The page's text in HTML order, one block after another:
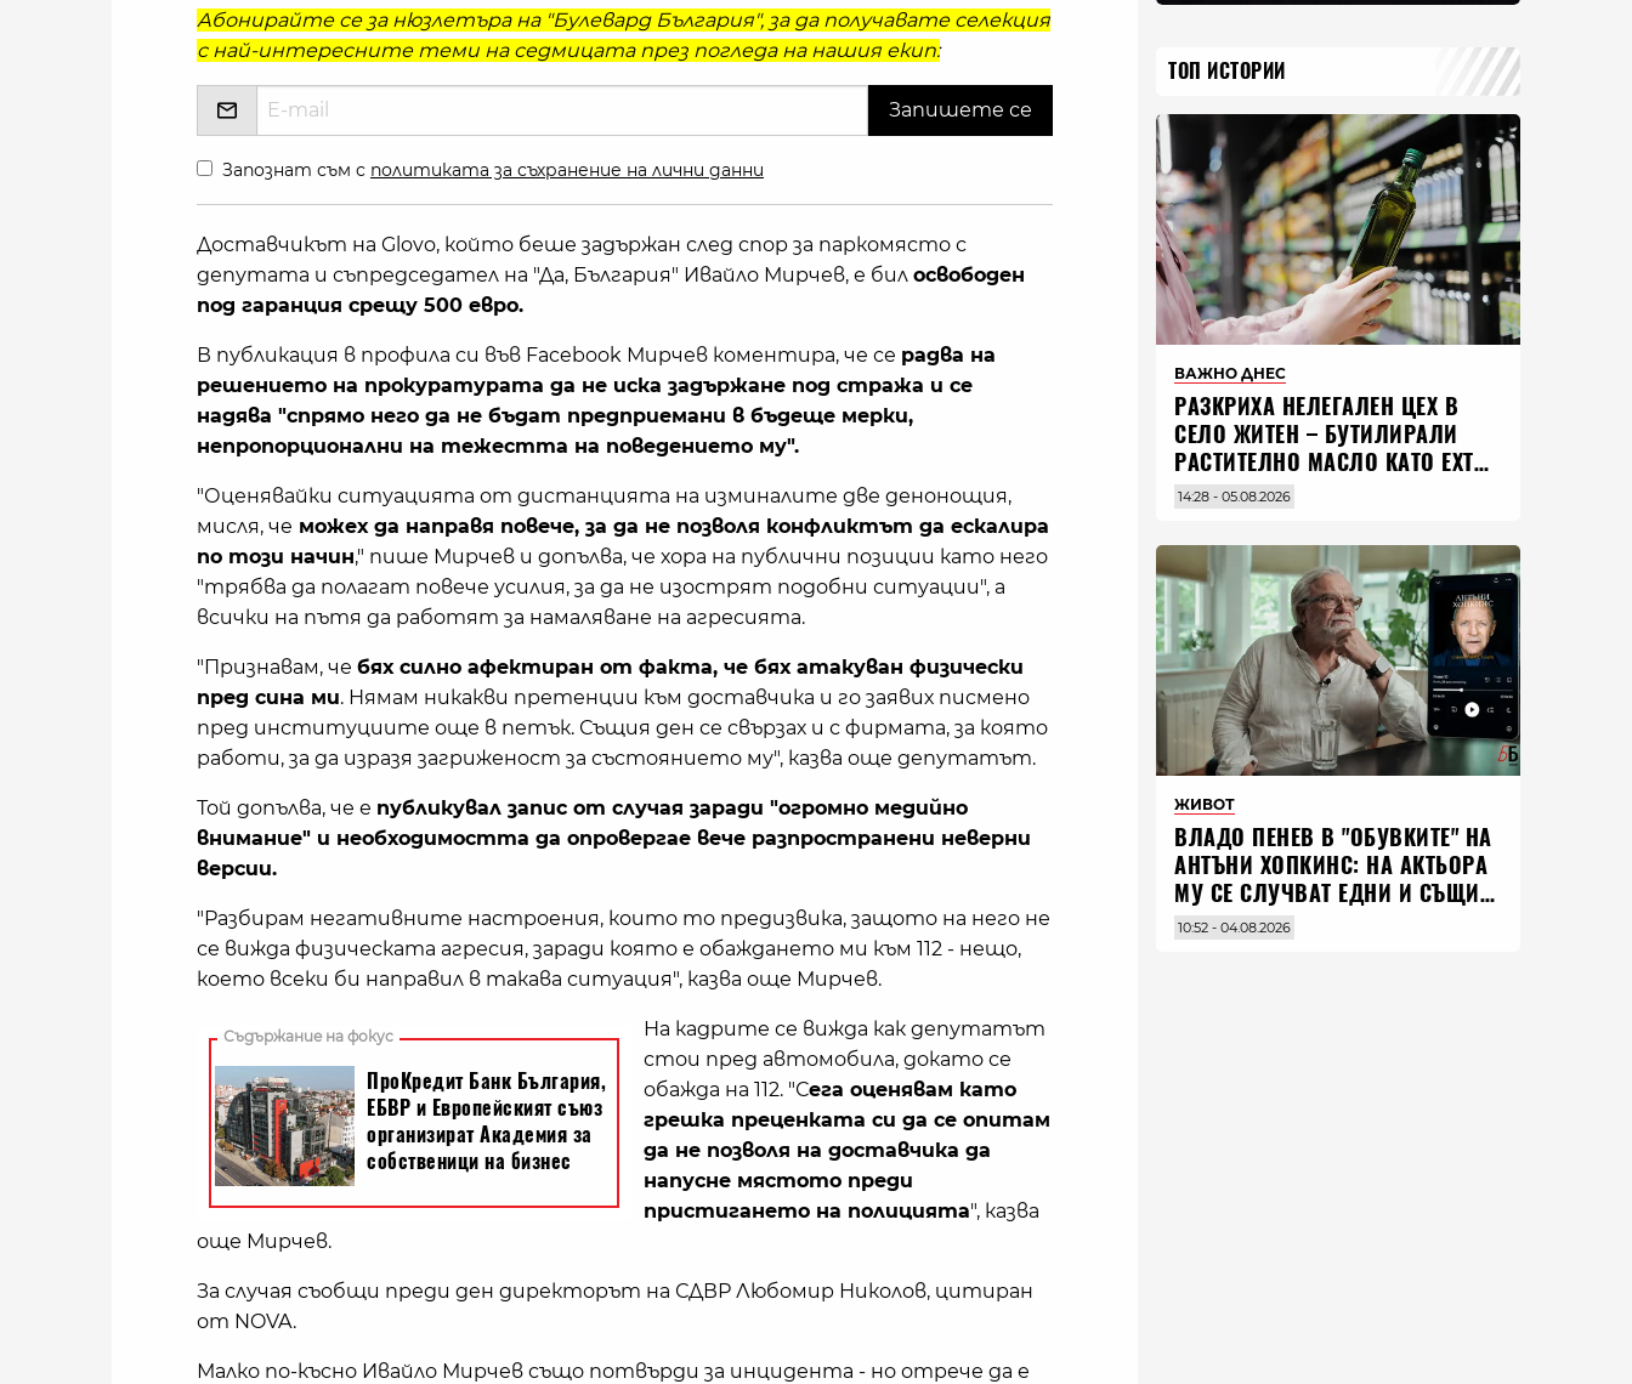
Абонирайте се за нюзлетъра на "Булевард България", за да получавате селекция
с най-интересните теми на седмицата през погледа на нашия екип:
Запознат съм с политиката за съхранение на лични данни
Доставчикът на Glovo, който беше задържан след спор за паркомясто с
депутата и съпредседател на "Да, България" Ивайло Мирчев, е бил освободен
под гаранция срещу 500 евро.
В публикация в профила си във Facebook Мирчев коментира, че се радва на
решението на прокуратурата да не иска задържане под стража и се
надява "спрямо него да не бъдат предприемани в бъдеще мерки,
непропорционални на тежестта на поведението му".
"Оценявайки ситуацията от дистанцията на изминалите две денонощия,
мисля, че можех да направя повече, за да не позволя конфликтът да ескалира
по този начин," пише Мирчев и допълва, че хора на публични позиции като него
"трябва да полагат повече усилия, за да не изострят подобни ситуации", а
всички на пътя да работят за намаляване на агресията.
"Признавам, че бях силно афектиран от факта, че бях атакуван физически
пред сина ми. Нямам никакви претенции към доставчика и го заявих писмено
пред институциите още в петък. Същия ден се свързах и с фирмата, за която
работи, за да изразя загриженост за състоянието му", казва още депутатът.
Той допълва, че е публикувал запис от случая заради "огромно медийно
внимание" и необходимостта да опровергае вече разпространени неверни
версии.
"Разбирам негативните настроения, които то предизвика, защото на него не
се вижда физическата агресия, заради която е обаждането ми към 112 - нещо,
което всеки би направил в такава ситуация", казва още Мирчев.
На кадрите се вижда как депутатът
стои пред автомобила, докато се
обажда на 112. "Сега оценявам като
грешка преценката си да се опитам
да не позволя на доставчика да
напусне мястото преди
пристигането на полицията", казва
още Мирчев.
За случая съобщи преди ден директорът на СДВР Любомир Николов, цитиран
от NOVA.
Малко по-късно Ивайло Мирчев също потвърди за инцидента - но отрече да е
ТОП ИСТОРИИ
ВАЖНО ДНЕС
РАЗКРИХА НЕЛЕГАЛЕН ЦЕХ В
СЕЛО ЖИТЕН – БУТИЛИРАЛИ
РАСТИТЕЛНО МАСЛО КАТО EXTRA
VIRGIN ЗЕХТИН
14:28 - 05.08.2026
ЖИВОТ
ВЛАДO ПЕНЕВ В "ОБУВКИТЕ" НА
АНТЪНИ ХОПКИНС: НА АКТЬОРА
МУ СЕ СЛУЧВАТ ЕДНИ И СЪЩИ
НЕЩА ПО ЦЕЛИЯ СВЯТ
10:52 - 04.08.2026